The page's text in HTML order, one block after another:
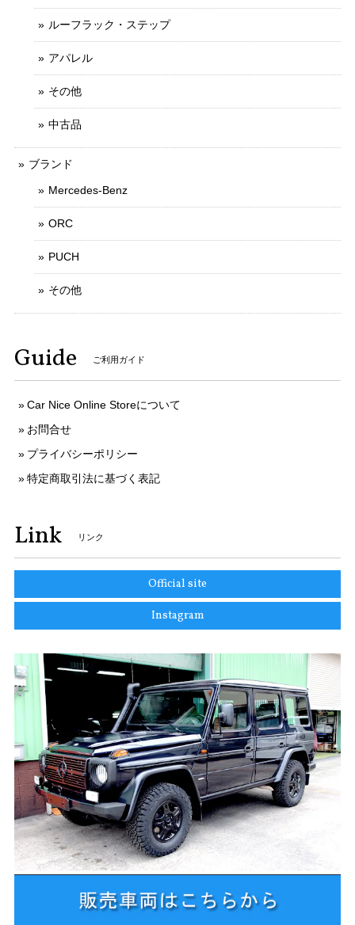
ルーフラック・ステップ
アパレル
その他
中古品
ブランド
Mercedes-Benz
ORC
PUCH
その他
Guide ご利用ガイド
Car Nice Online Storeについて
お問合せ
プライバシーポリシー
特定商取引法に基づく表記
Link リンク
Official site
Instagram